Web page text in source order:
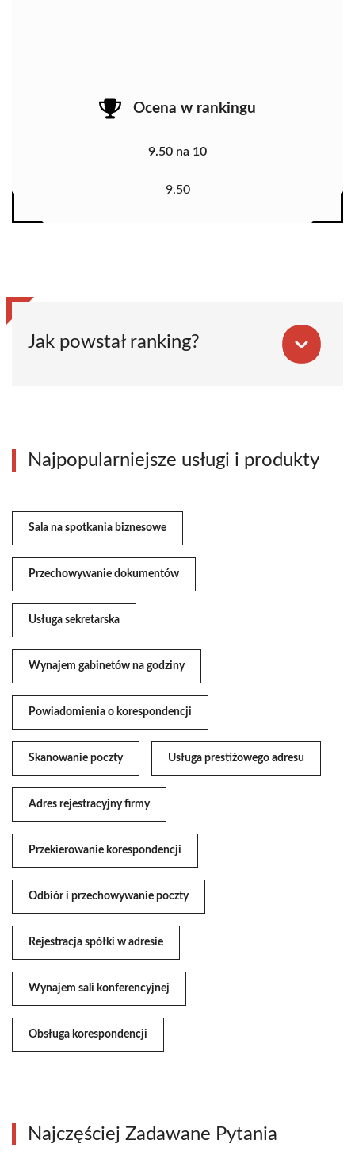
Ocena w rankingu
9.50 na 10
9.50
Jak powstał ranking?
Najpopularniejsze usługi i produkty
Sala na spotkania biznesowe
Przechowywanie dokumentów
Usługa sekretarska
Wynajem gabinetów na godziny
Powiadomienia o korespondencji
Skanowanie poczty Usługa prestiżowego adresu
Adres rejestracyjny firmy
Przekierowanie korespondencji
Odbiór i przechowywanie poczty
Rejestracja spółki w adresie
Wynajem sali konferencyjnej
Obsługa korespondencji
Najczęściej Zadawane Pytania